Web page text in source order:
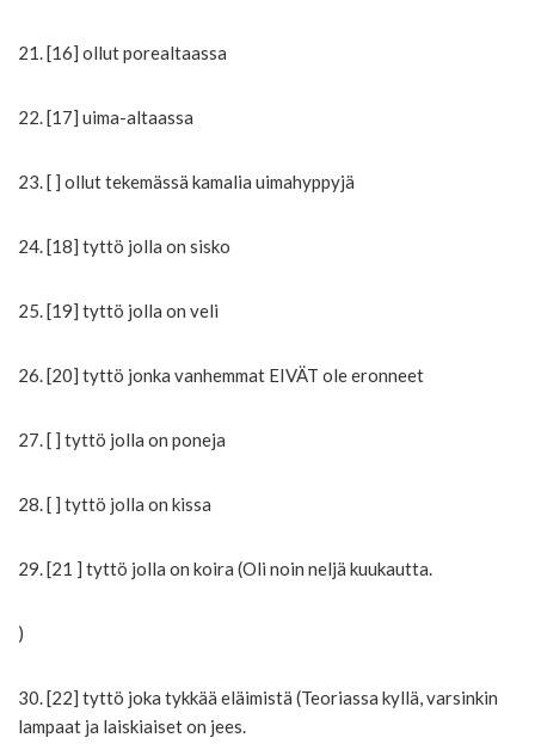
21. [16] ollut porealtaassa
22. [17] uima-altaassa
23. [ ] ollut tekemässä kamalia uimahyppyjä
24. [18] tyttö jolla on sisko
25. [19] tyttö jolla on veli
26. [20] tyttö jonka vanhemmat EIVÄT ole eronneet
27. [ ] tyttö jolla on poneja
28. [ ] tyttö jolla on kissa
29. [21 ] tyttö jolla on koira (Oli noin neljä kuukautta.
)
30. [22] tyttö joka tykkää eläimistä (Teoriassa kyllä, varsinkin
lampaat ja laiskiaiset on jees.